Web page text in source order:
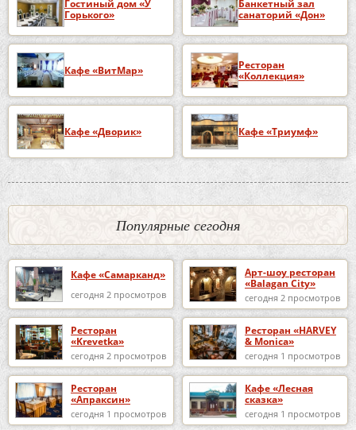
Гостиный дом «У
Горького»
Банкетный зал
санаторий «Дон»
Кафе «ВитМар»
Ресторан
«Коллекция»
Кафе «Дворик» Кафе «Триумф»
Популярные сегодня
Кафе «Самарканд»
сегодня 2 просмотров
Арт-шоу ресторан
«Balagan City»
сегодня 2 просмотров
Ресторан
«Krevetka»
сегодня 2 просмотров
Ресторан «HARVEY
& Monica»
сегодня 1 просмотров
Ресторан
«Апраксин»
сегодня 1 просмотров
Кафе «Лесная
сказка»
сегодня 1 просмотров